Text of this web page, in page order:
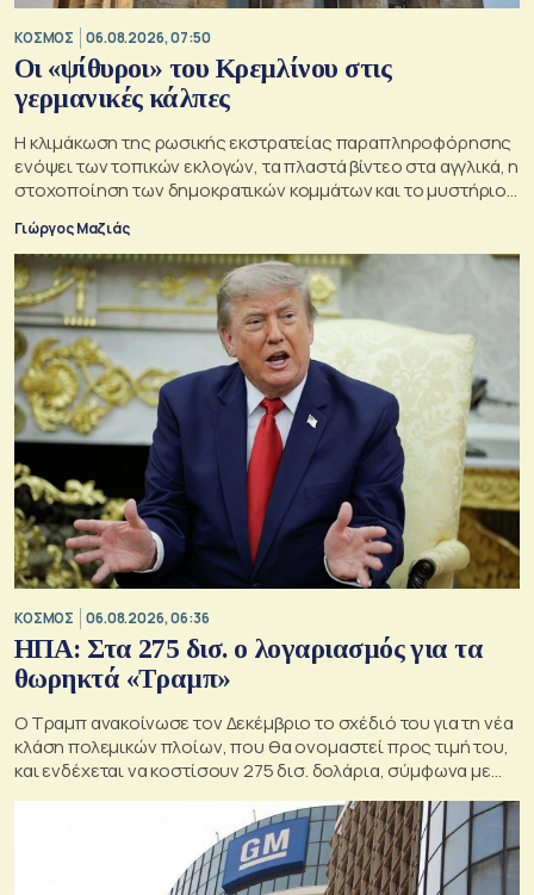
ΚΟΣΜΟΣ 06.08.2026, 07:50
Οι «ψίθυροι» του Κρεμλίνου στις
γερμανικές κάλπες
Η κλιμάκωση της ρωσικής εκστρατείας παραπληροφόρησης
ενόψει των τοπικών εκλογών, τα πλαστά βίντεο στα αγγλικά, η
στοχοποίηση των δημοκρατικών κομμάτων και το μυστήριο
της παράδοξης στρατηγικής.
Γιώργος Μαζιάς
ΚΟΣΜΟΣ 06.08.2026, 06:36
ΗΠΑ: Στα 275 δισ. ο λογαριασμός για τα
θωρηκτά «Τραμπ»
Ο Τραμπ ανακοίνωσε τον Δεκέμβριο το σχέδιό του για τη νέα
κλάση πολεμικών πλοίων, που θα ονομαστεί προς τιμή του,
και ενδέχεται να κοστίσουν 275 δισ. δολάρια, σύμφωνα με